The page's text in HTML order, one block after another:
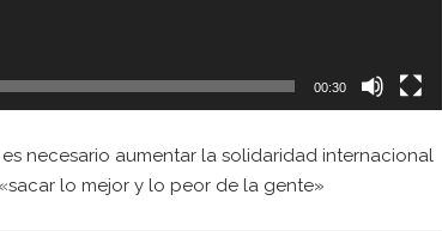
00:30
necesario aumentar la solidaridad internacional
lo mejor y lo peor de la gente»